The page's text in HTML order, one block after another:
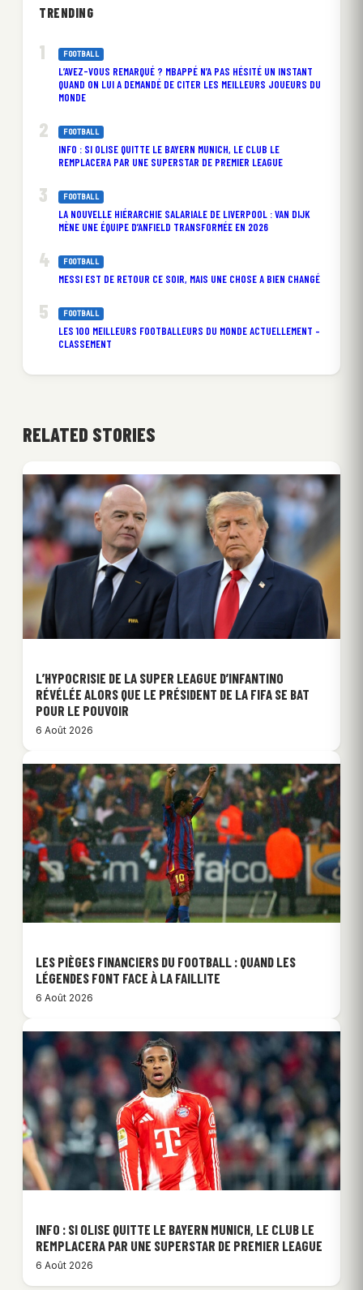
TRENDING
FOOTBALL
L’AVEZ-VOUS REMARQUÉ ? MBAPPÉ N’A PAS HÉSITÉ UN INSTANT
QUAND ON LUI A DEMANDÉ DE CITER LES MEILLEURS JOUEURS DU
MONDE
FOOTBALL
INFO : SI OLISE QUITTE LE BAYERN MUNICH, LE CLUB LE
REMPLACERA PAR UNE SUPERSTAR DE PREMIER LEAGUE
FOOTBALL
LA NOUVELLE HIÉRARCHIE SALARIALE DE LIVERPOOL : VAN DIJK
MÈNE UNE ÉQUIPE D’ANFIELD TRANSFORMÉE EN 2026
FOOTBALL
MESSI EST DE RETOUR CE SOIR, MAIS UNE CHOSE A BIEN CHANGÉ
FOOTBALL
LES 100 MEILLEURS FOOTBALLEURS DU MONDE ACTUELLEMENT –
CLASSEMENT
RELATED STORIES
L’HYPOCRISIE DE LA SUPER LEAGUE D’INFANTINO
RÉVÉLÉE ALORS QUE LE PRÉSIDENT DE LA FIFA SE BAT
POUR LE POUVOIR
6 Août 2026
LES PIÈGES FINANCIERS DU FOOTBALL : QUAND LES
LÉGENDES FONT FACE À LA FAILLITE
6 Août 2026
INFO : SI OLISE QUITTE LE BAYERN MUNICH, LE CLUB LE
REMPLACERA PAR UNE SUPERSTAR DE PREMIER LEAGUE
6 Août 2026